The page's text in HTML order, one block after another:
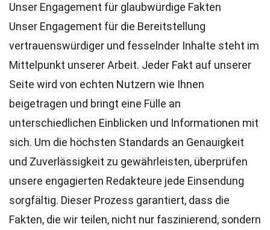
Unser Engagement für glaubwürdige Fakten
Unser Engagement für die Bereitstellung
vertrauenswürdiger und fesselnder Inhalte steht im
Mittelpunkt unserer Arbeit. Jeder Fakt auf unserer
Seite wird von echten Nutzern wie Ihnen
beigetragen und bringt eine Fülle an
unterschiedlichen Einblicken und Informationen mit
sich. Um die höchsten Standards an Genauigkeit
und Zuverlässigkeit zu gewährleisten, überprüfen
unsere engagierten Redakteure jede Einsendung
sorgfältig. Dieser Prozess garantiert, dass die
Fakten, die wir teilen, nicht nur faszinierend, sondern